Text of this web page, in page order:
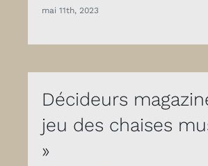
mai 11th, 2023
Décideurs
jeu des chaises
»